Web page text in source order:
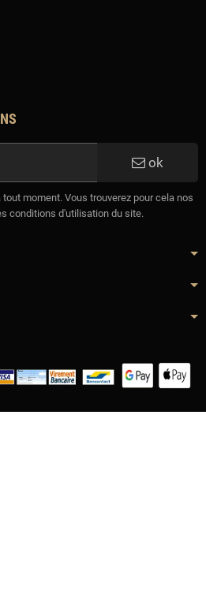
ok
moment. Vous trouverez pour cela nos
conditions d'utilisation du site.